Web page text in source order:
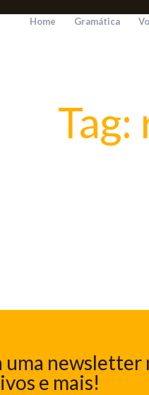
Home Gramática
uma newsletter
e mais!